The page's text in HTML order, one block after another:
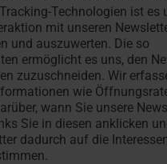
Technologien ist es
mit unseren
und auszuwerten. Die so
ermöglicht es uns, den
zuzuschneiden. Wir
wie
wann Sie unsere
Sie in diesen anklicken
dadurch auf die